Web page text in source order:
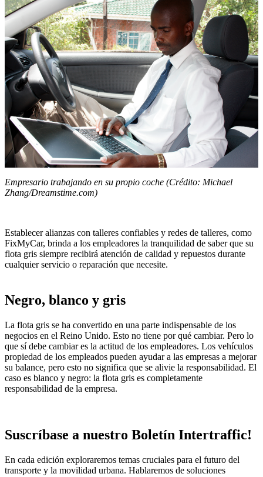
Empresario trabajando en su propio coche (Crédito: Michael
Zhang/Dreamstime.com)
Establecer alianzas con talleres confiables y redes de talleres, como
FixMyCar, brinda a los empleadores la tranquilidad de saber que su
flota gris siempre recibirá atención de calidad y repuestos durante
cualquier servicio o reparación que necesite.
Negro, blanco y gris
La flota gris se ha convertido en una parte indispensable de los
negocios en el Reino Unido. Esto no tiene por qué cambiar. Pero lo
que sí debe cambiar es la actitud de los empleadores. Los vehículos
propiedad de los empleados pueden ayudar a las empresas a mejorar
su balance, pero esto no significa que se alivie la responsabilidad. El
caso es blanco y negro: la flota gris es completamente
responsabilidad de la empresa.
Suscríbase a nuestro Boletín Intertraffic!
En cada edición exploraremos temas cruciales para el futuro del
transporte y la movilidad urbana. Hablaremos de soluciones